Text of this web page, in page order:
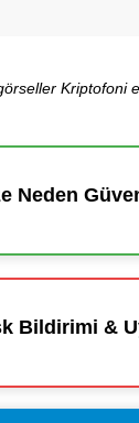
Kriptofoni
Neden
Bildirimi &